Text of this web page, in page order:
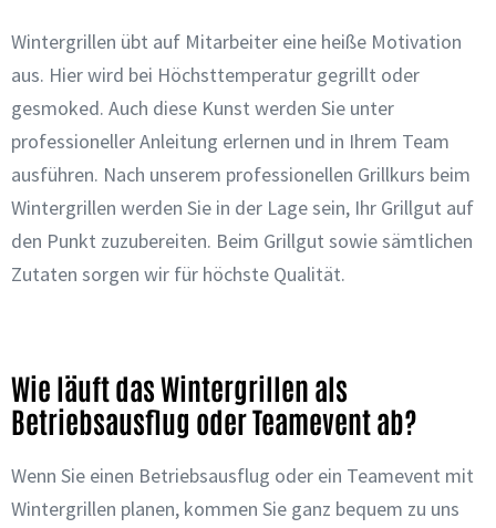
Wintergrillen übt auf Mitarbeiter eine heiße Motivation
aus. Hier wird bei Höchsttemperatur gegrillt oder
gesmoked. Auch diese Kunst werden Sie unter
professioneller Anleitung erlernen und in Ihrem Team
ausführen. Nach unserem professionellen Grillkurs beim
Wintergrillen werden Sie in der Lage sein, Ihr Grillgut auf
den Punkt zuzubereiten. Beim Grillgut sowie sämtlichen
Zutaten sorgen wir für höchste Qualität.
Wie läuft das Wintergrillen als
Betriebsausflug oder Teamevent ab?
Wenn Sie einen Betriebsausflug oder ein Teamevent mit
Wintergrillen planen, kommen Sie ganz bequem zu uns